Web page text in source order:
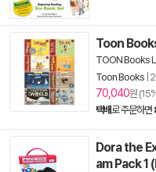
Toon
TOON Books
Toon Books
70,040원
택배로 주문하면
Dora the
am Pack 1